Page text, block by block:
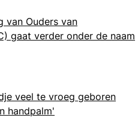
van Ouders van
gaat verder onder de naam
veel te vroeg geboren
handpalm'